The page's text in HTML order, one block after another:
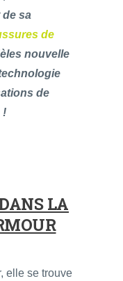
de sa
de
nouvelle
de
!
LA
elle se trouve